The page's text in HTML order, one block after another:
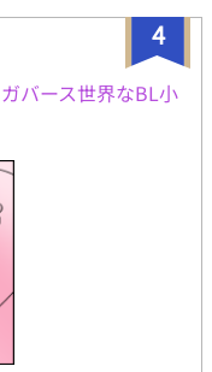
4
バース世界なBL小